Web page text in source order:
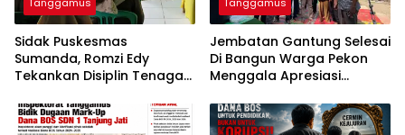
Sidak Puskesmas
Sumanda, Romzi Edy
Tekankan Disiplin Tenaga
Jembatan Gantung Selesai
Di Bangun Warga Pekon
Menggala Apresiasi